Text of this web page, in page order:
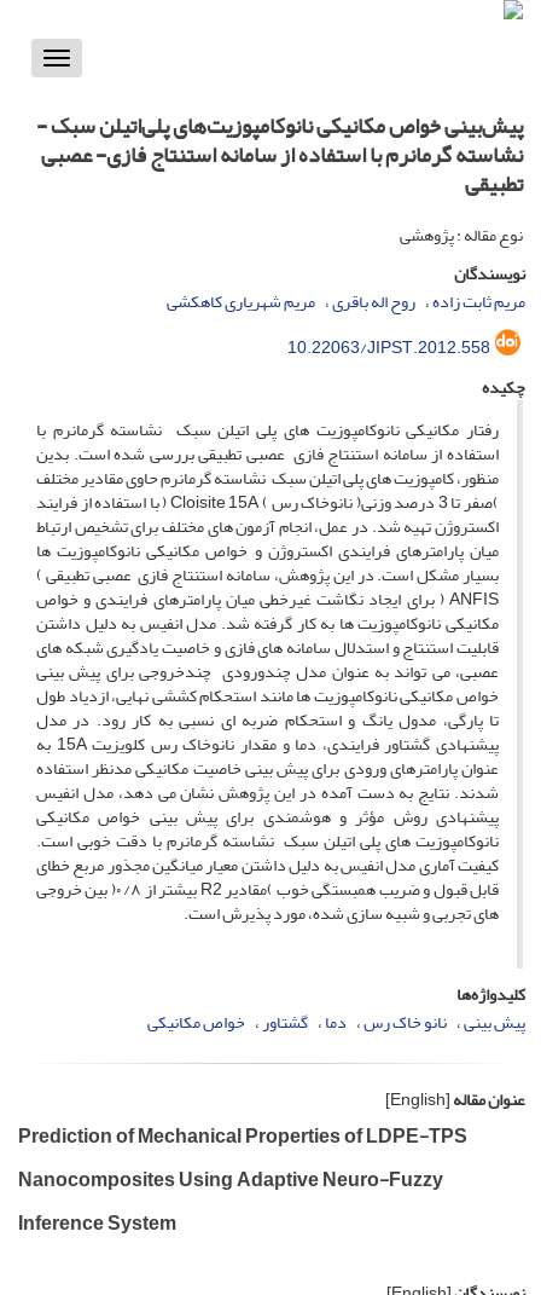
Toggle
پیش‌بینی خواص مکانیکی نانوکامپوزیت‌های پلی‌اتیلن سبک -
نشاسته گرمانرم با استفاده از سامانه استنتاج فازی- عصبی
تطبیقی
نوع مقاله : پژوهشی
نویسندگان
مریم ثابت زاده روح اله باقری مریم شهریاری کاهکشی
10.22063/JIPST.2012.558
چکیده
رفتار مکانیکی نانوکامپوزیت های پلی اتیلن سبک نشاسته گرمانرم با
استفاده از سامانه استنتاج فازی عصبی تطبیقی بررسی شده است. بدین
منظور، کامپوزیت های پلی اتیلن سبک نشاسته گرمانرم حاوی مقادیر مختلف
)صفر تا 3 درصد وزنی( نانوخاک رس ) Cloisite 15A ( با استفاده از فرایند
اکستروژن تهیه شد. در عمل، انجام آزمون های مختلف برای تشخیص ارتباط
میان پارامترهای فرایندی اکستروژن و خواص مکانیکی نانوکامپوزیت ها
بسیار مشکل است. در این پژوهش، سامانه استنتاج فازی عصبی تطبیقی )
ANFIS ( برای ایجاد نگاشت غیرخطی میان پارامترهای فرایندی و خواص
مکانیکی نانوکامپوزیت ها به کار گرفته شد. مدل انفیس به دلیل داشتن
قابلیت استنتاج و استدلال سامانه های فازی و خاصیت یادگیری شبکه های
عصبی، می تواند به عنوان مدل چندورودی چندخروجی برای پیش بینی
خواص مکانیکی نانوکامپوزیت ها مانند استحکام کششی نهایی، ازدیاد طول
تا پارگی، مدول یانگ و استحکام ضربه ای نسبی به کار رود. در مدل
پیشنهادی گشتاور فرایندی، دما و مقدار نانوخاک رس کلویزیت 15A به
عنوان پارامترهای ورودی برای پیش بینی خاصیت مکانیکی مدنظر استفاده
شدند. نتایج به دست آمده در این پژوهش نشان می دهد، مدل انفیس
پیشنهادی روش مؤثر و هوشمندی برای پیش بینی خواص مکانیکی
نانوکامپوزیت های پلی اتیلن سبک نشاسته گرمانرم با دقت خوبی است.
کیفیت آماری مدل انفیس به دلیل داشتن معیار میانگین مجذور مربع خطای
قابل قبول و ضریب همبستگی خوب )مقادیر R2 بیشتر از ۸/ ۰( بین خروجی
های تجربی و شبیه سازی شده، مورد پذیرش است.
کلیدواژه‌ها
پیش بینی نانو خاک رس دما گشتاور خواص مکانیکی
عنوان مقاله[English]
Prediction of Mechanical Properties of LDPE-TPS
Nanocomposites Using Adaptive Neuro-Fuzzy
Inference System